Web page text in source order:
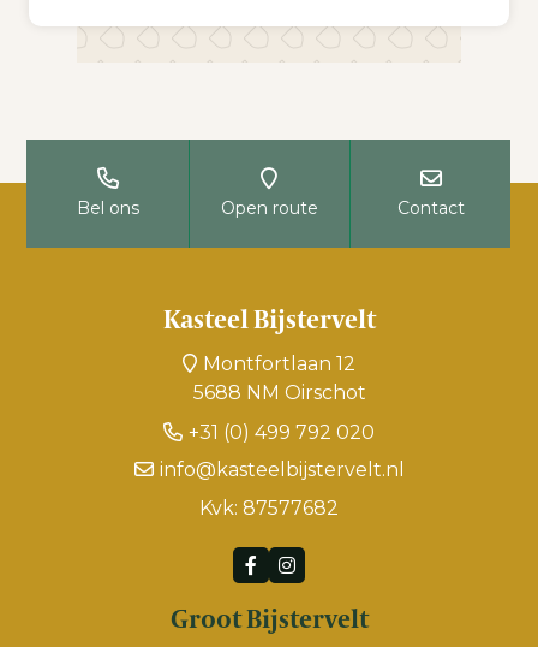
Bel ons Open route Contact
Kasteel Bijstervelt
Montfortlaan 12
5688 NM Oirschot
+31 (0) 499 792 020
info@kasteelbijstervelt.nl
Kvk: 87577682
Groot Bijstervelt